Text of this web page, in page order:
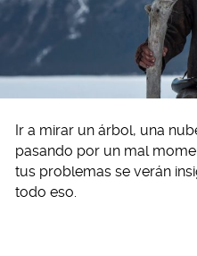
Ir a mirar un árbol, una
pasando por un mal
tus problemas se verán
todo eso.